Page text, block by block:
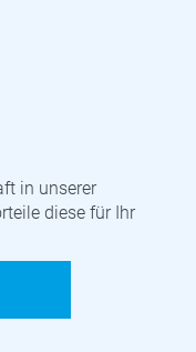
in unserer
diese für Ihr